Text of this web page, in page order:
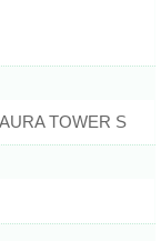
TOWER S